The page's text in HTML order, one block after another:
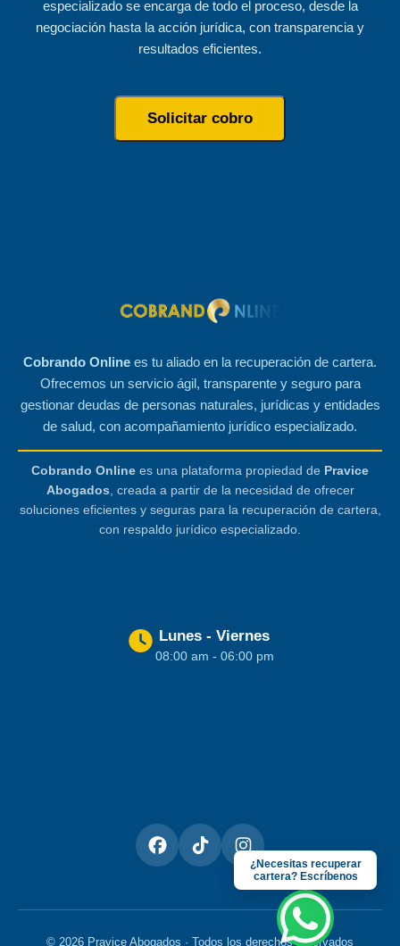
especializado se encarga de todo el proceso, desde la
negociación hasta la acción jurídica, con transparencia y
resultados eficientes.
Solicitar cobro
Cobrando Online es tu aliado en la recuperación de cartera.
Ofrecemos un servicio ágil, transparente y seguro para
gestionar deudas de personas naturales, jurídicas y entidades
de salud, con acompañamiento jurídico especializado.
Cobrando Online es una plataforma propiedad de Pravice
Abogados , creada a partir de la necesidad de ofrecer
soluciones eficientes y seguras para la recuperación de cartera,
con respaldo jurídico especializado.
Lunes - Viernes
08:00 am - 06:00 pm
© 2026 Pravice Abogados · Todos los derechos reservados
¿Necesitas recuperar
cartera? Escríbenos